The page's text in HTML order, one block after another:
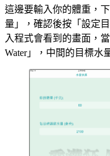
這邊要輸入你的體重，
量」，確認後按「設定
入程式會看到的畫面，
Water」，中間的目標水